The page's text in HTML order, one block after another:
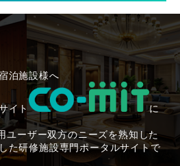
泊施設様へ
イト
に
ユーザー双方のニーズを熟知した
た研修施設専門ポータルサイトで